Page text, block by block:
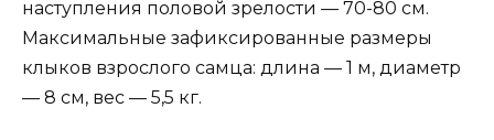
наступления половой зрелости — 70-80 см.
Максимальные зафиксированные размеры
клыков взрослого самца: длина — 1 м, диаметр
— 8 см, вес — 5,5 кг.